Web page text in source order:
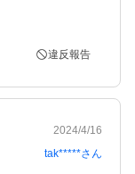
違反報告
2024/4/16
tak*****さん